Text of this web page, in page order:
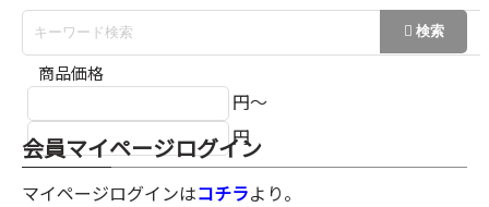
商品価格
円～
円
会員マイページログイン
マイページログインはコチラより。